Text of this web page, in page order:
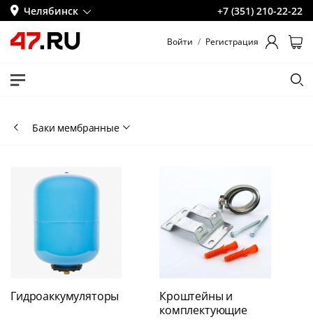
Челябинск +7 (351) 210-22-22
Войти / Регистрация
Баки мембранные
Гидроаккумуляторы
Кроштейны и
комплектующие